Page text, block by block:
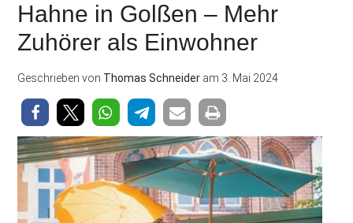
Hahne in Golßen – Mehr
Zuhörer als Einwohner
Geschrieben von Thomas Schneider am 3. Mai 2024